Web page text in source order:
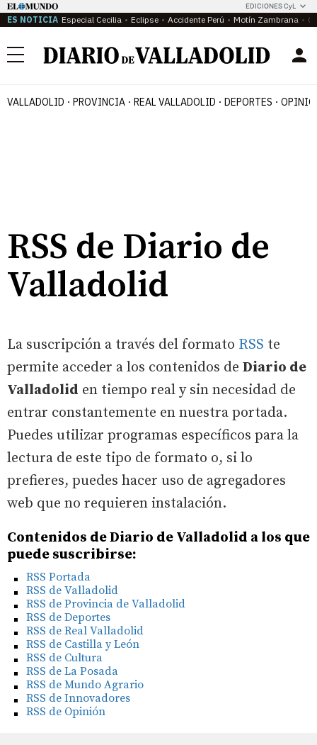
EDICIONES CyL
ES NOTICIA Especial Cecilia Eclipse Accidente Perú Motín Zambrana
Menú
VALLADOLID PROVINCIA REAL VALLADOLID DEPORTES
RSS de Diario de
Valladolid
La suscripción a través del formato RSS te
permite acceder a los contenidos de Diario de
Valladolid en tiempo real y sin necesidad de
entrar constantemente en nuestra portada.
Puedes utilizar programas específicos para la
lectura de este tipo de formato o, si lo
prefieres, puedes hacer uso de agregadores
web que no requieren instalación.
Contenidos de Diario de Valladolid a los que
puede suscribirse:
RSS Portada
RSS de Valladolid
RSS de Provincia de Valladolid
RSS de Deportes
RSS de Real Valladolid
RSS de Castilla y León
RSS de Cultura
RSS de La Posada
RSS de Mundo Agrario
RSS de Innovadores
RSS de Opinión